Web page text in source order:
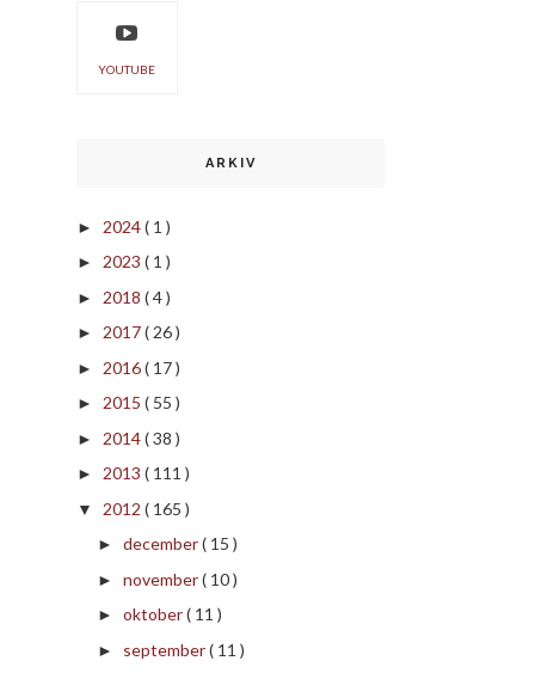
YOUTUBE
ARKIV
► 2024( 1 )
► 2023 ( 1 )
► 2018 ( 4 )
► 2017( 26 )
► 2016( 17 )
► 2015 ( 55 )
► 2014( 38 )
► 2013 ( 111 )
▼ 2012 ( 165 )
► december( 15 )
► november( 10 )
► oktober( 11 )
► september( 11 )